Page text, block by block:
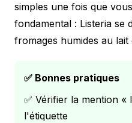
simples une fois que
fondamental : Listeria se
fromages humides au lait
✅ Bonnes pratiques
✅ Vérifier la mention «
l'étiquette